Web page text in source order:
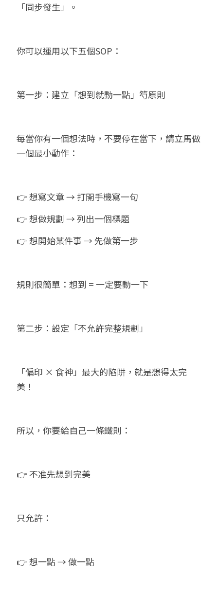
「同步發生」。
你可以運用以下五個SOP：
第一步：建立「想到就動一點」𥫩原則
每當你有一個想法時，不要停在當下，請立馬做
一個最小動作：
👉 想寫文章 → 打開手機寫一句
👉 想做規劃 → 列出一個標題
👉 想開始某件事 → 先做第一步
規則很簡單：想到 = 一定要動一下
第二步：設定「不允許完整規劃」
「偏印 × 食神」最大的陷阱，就是想得太完
美！
所以，你要給自己一條鐵則：
👉 不准先想到完美
只允許：
👉 想一點 → 做一點